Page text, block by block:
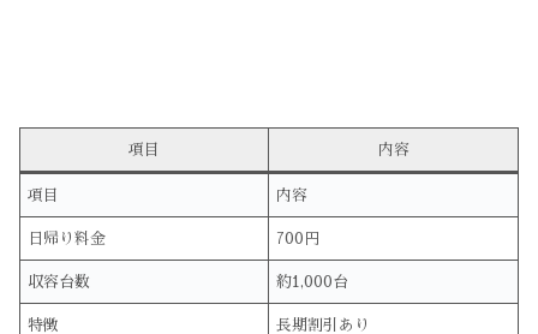
項目 内容
項目 内容
日帰り料金 700円
収容台数 約1,000台
特徴 長期割引あり